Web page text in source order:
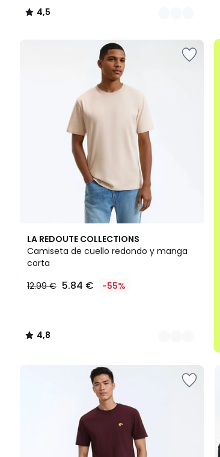
15.99
4,5
/
LA REDOUTE COLLECTIONS
Camiseta de cuello redondo y manga
corta
12.99 € 5.84 € -55%
4,8
/ 5
11
Colores
4,8
/
.